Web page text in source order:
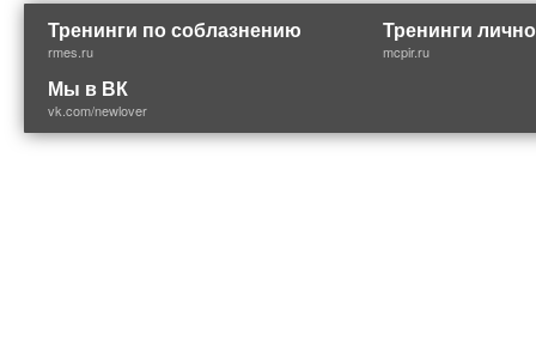
Тренинги по соблазнению
rmes.ru
Тренинги
mcpir.ru
Мы в ВК
vk.com/newlover